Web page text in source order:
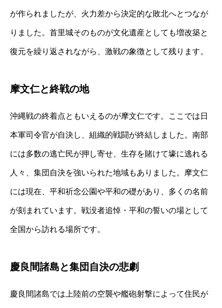
が作られましたが、火力差から決定的な敗北へとつなが
りました。首里城そのものが文化遺産としても増改築と
復元を繰り返されながら、激戦の象徴として残ります。
摩文仁と終戦の地
沖縄戦の終着点ともいえるのが摩文仁です。ここでは日
本軍司令官が自決し、組織的戦闘が終結しました。南部
には多数の逃亡民が押し寄せ、生存を賭けて壕に逃れる
人々、集団自決を強いられた地域もありました。摩文仁
には現在、平和祈念公園や平和の礎があり、多くの名前
が刻まれています。戦没者追悼・平和の誓いの場として
全国から訪れる場所です。
慶良間諸島と集団自決の悲劇
慶良間諸島では上陸前の空襲や艦砲射撃によって住民が